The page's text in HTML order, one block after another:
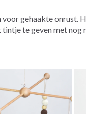
gehaakte onrust.
te geven met